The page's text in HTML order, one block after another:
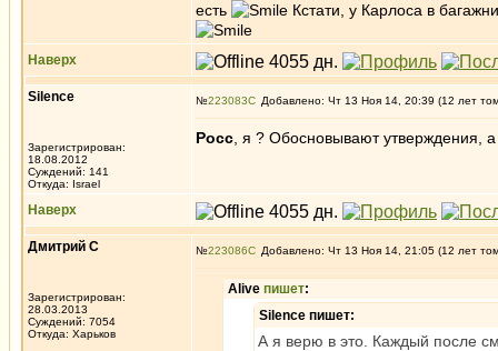
есть
Кстати, у Карлоса в
Наверх
Silence
Зарегистрирован:
18.08.2012
Суждений: 141
Откуда: Israel
№223083 Добавлено: Чт 13 Ноя 14, 20:39 (12 лет
Росс , я ? Обосновывают утверждения,
Наверх
Дмитрий С
Зарегистрирован:
28.03.2013
Суждений: 7054
Откуда: Харьков
№223086 Добавлено: Чт 13 Ноя 14, 21:05 (12 лет
Alive пишет:
Silence пишет:
А я верю в это. Каждый после